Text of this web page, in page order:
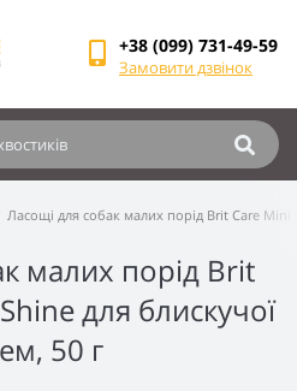
+38 (099) 731-49-59
Замовити дзвінок
Ласощі для собак малих порід Brit Care Mini
малих порід Brit
для блискучої
50 г